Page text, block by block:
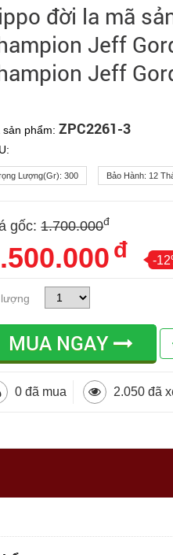
đời la mã
Jeff
Jeff
sản phẩm:ZPC2261-3
Lượng(gr):300 Bảo Hành: 12
gốc: 1.700.000đ
đ -
MUA NGAY
0 đã mua 2.050 đã